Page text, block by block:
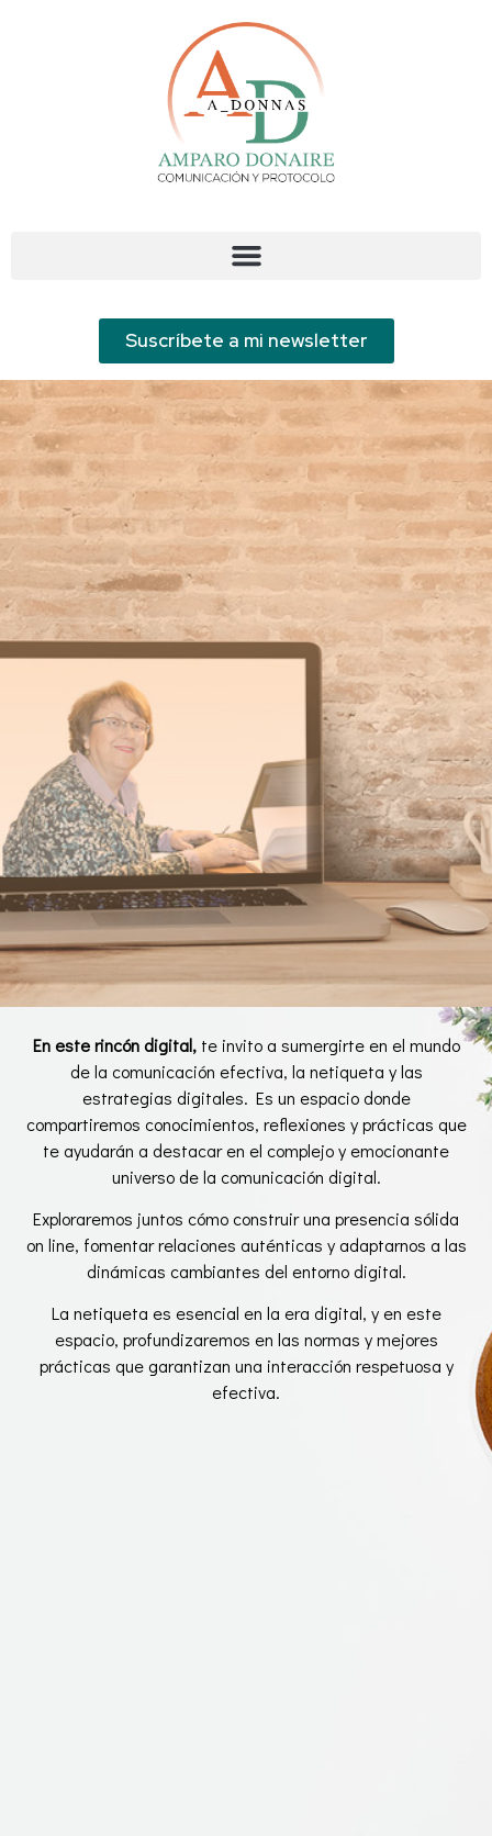
Suscríbete a mi newsletter
¡BIENVENIDO/A AL
BLOG DE A_DONNAS!
En este rincón digital,te invito a sumergirte en el mundo
de la comunicación efectiva, la netiqueta y las
estrategias digitales. Es un espacio donde
compartiremos conocimientos, reflexiones y prácticas que
te ayudarán a destacar en el complejo y emocionante
universo de la comunicación digital.
Exploraremos juntos cómo construir una presencia sólida
on line, fomentar relaciones auténticas y adaptarnos a las
dinámicas cambiantes del entorno digital.
La netiqueta es esencial en la era digital, y en este
espacio, profundizaremos en las normas y mejores
prácticas que garantizan una interacción respetuosa y
efectiva.